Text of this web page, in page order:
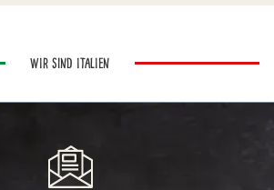
WIR SIND ITALIEN